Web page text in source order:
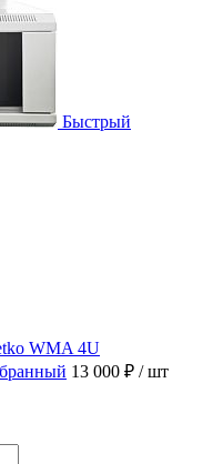
Быстрый
WMA 4U
13 000 ₽ / шт